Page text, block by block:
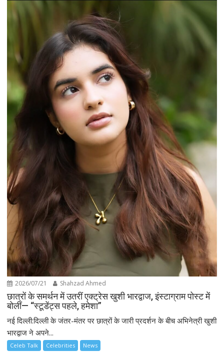
2026/07/21 Shahzad Ahmed
छात्रों के समर्थन में उतरीं एक्ट्रेस खुशी भारद्वाज, इंस्टाग्राम पोस्ट में
बोलीं— “स्टूडेंट्स पहले, हमेशा”
नई दिल्ली:दिल्ली के जंतर-मंतर पर छात्रों के जारी प्रदर्शन के बीच अभिनेत्री खुशी
भारद्वाज ने अपने...
Celeb Talk Celebrities News